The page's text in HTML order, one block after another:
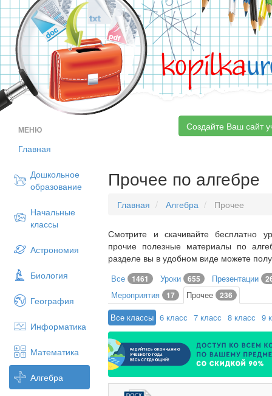
kopilka
МЕНЮ
Главная
Дошкольное
образование
Начальные
классы
Астрономия
Биология
География
Информатика
Математика
Алгебра
Создайте Ваш сайт
Прочее по алгебре
Главная Алгебра Прочее
Смотрите и скачивайте бесплатно
прочие полезные материалы по
разделе вы в удобном виде можете
Все 1461 Уроки 655 Презентации
Мероприятия 17 Прочее 236
Все классы 6 класс 7 класс 8 класс 9